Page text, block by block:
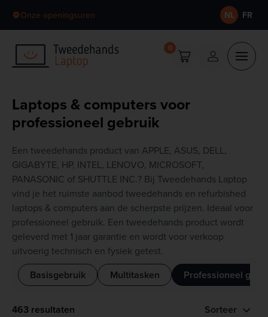
Onze openingsuren NL FR
0
Laptops & computers voor
professioneel gebruik
Een tweedehands product van APPLE, ASUS, DELL,
GIGABYTE, HP, INTEL, LENOVO, MICROSOFT,
PANASONIC of SHUTTLE INC.? Bij Tweedehands Laptop
vind je het ruimste aanbod tweedehands en refurbished
laptops & computers aan de scherpste prijzen. Ideaal voor
professioneel gebruik. Een tweedehands product wordt
geleverd met 1 jaar garantie en wordt voor verkoop
uitvoerig technisch en fysiek getest.
Basisgebruik Multitasken Professioneel
463 resultaten Sorteer